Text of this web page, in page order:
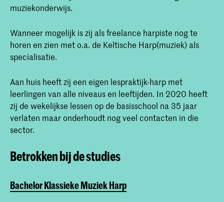
muziekonderwijs.
Wanneer mogelijk is zij als freelance harpiste nog te
horen en zien met o.a. de Keltische Harp(muziek) als
specialisatie.
Aan huis heeft zij een eigen lespraktijk-harp met
leerlingen van alle niveaus en leeftijden. In 2020 heeft
zij de wekelijkse lessen op de basisschool na 35 jaar
verlaten maar onderhoudt nog veel contacten in die
sector.
Betrokken bij de studies
Bachelor Klassieke Muziek Harp